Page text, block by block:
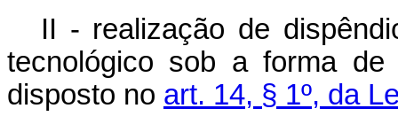
II - realização de
tecnológico sob a forma
disposto no art. 14, § 1º, da